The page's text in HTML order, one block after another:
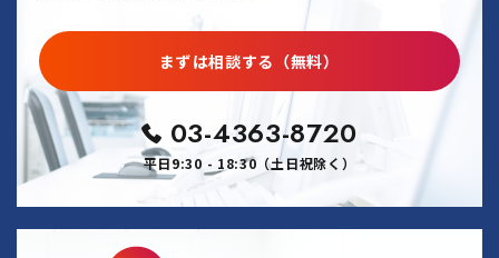
まずは相談する（無料）
03-4363-8720
平日9:30 - 18:30（土日祝除く）